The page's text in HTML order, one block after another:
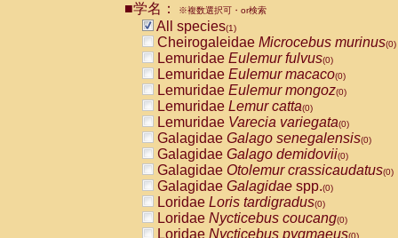
CebidaeCebus nigrivittatus
CebidaeCebus
CebidaeSaimiri boliviensis(0)
CebidaeSaimiri sciureus(0)
AtelidaeAlouatta caraya(0)
AtelidaeAlouatta fusca(0)
AtelidaeAlouatta seniculus
AtelidaeAlouattaspp.(0)
AtelidaeAteles belzebuth(0)
AtelidaeAteles geoffroyi(0)
AtelidaeAteles paniscus(0)
AtelidaeAtelesspp.(0)
Atelidae Lagothrix lagothricha
AtelidaeLagothrix lagothricha cana
PitheciidaeCacajao calvus
■学名： ※複数選択可・or検索
All species(1)
Cheirogaleidae Microcebus murinus(0)
Lemuridae Eulemur fulvus(0)
Lemuridae Eulemur macaco(0)
Lemuridae Eulemur mongoz(0)
Lemuridae Lemur catta(0)
Lemuridae Varecia variegata(0)
Galagidae Galago senegalensis(0)
Galagidae Galago demidovii(0)
Galagidae Otolemur crassicaudatus(0)
Galagidae Galagidae spp.(0)
Loridae Loris tardigradus(0)
Loridae Nycticebus coucang(0)
Loridae Nycticebus pygmaeus(0)